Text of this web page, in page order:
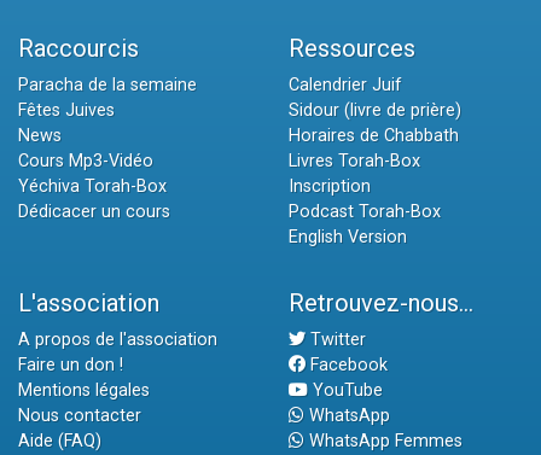
Raccourcis
Paracha de la semaine
Fêtes Juives
News
Cours Mp3-Vidéo
Yéchiva Torah-Box
Dédicacer un cours
Ressources
Calendrier Juif
Sidour (livre de prière)
Horaires de Chabbath
Livres Torah-Box
Inscription
Podcast Torah-Box
English Version
L'association
A propos de l'association
Faire un don !
Mentions légales
Nous contacter
Aide (FAQ)
Retrouvez-nous...
Twitter
Facebook
YouTube
WhatsApp
WhatsApp Femmes